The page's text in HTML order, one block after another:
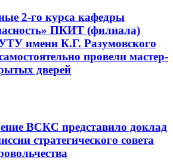
2-го курса кафедры
ПКИТ (филиала)
имени К.Г. Разумовского
провели мастер-
дверей
ВСКС представило доклад
стратегического совета